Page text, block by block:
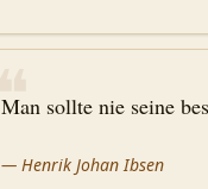
❝
Man sollte nie seine
— Henrik Johan Ibsen